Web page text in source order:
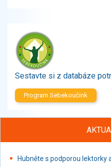
Ořechy, semena
Zelenina
Brambory, luštěniny, houby
Sladkosti, slané výrobky
Ochucovadla, přísady, sladidla
Proteinové výrobky, doplňky
Nápoje alkoholické
Sestavte si z databáze
Program Sebekoučink
Hubněte s podporou lektorky